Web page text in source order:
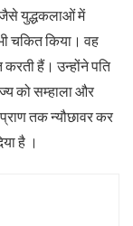
जैसे युद्धकलाओं में
चकित किया। वह
करती हैं। उन्होंने पति
को सम्हाला और
तक न्यौछावर कर
है ।